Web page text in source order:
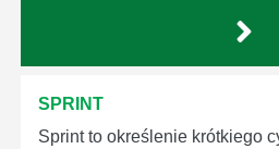
SPRINT
Sprint to określenie krótkiego